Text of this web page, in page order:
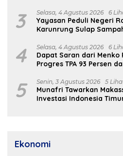
3 Selasa, 4 Agustus 2026 6
Yayasan Peduli Negeri
Karunrung Sulap
4 Selasa, 4 Agustus 2026 6
Dapat Saran dari Menko
Progres TPA 93 Persen
5 Senin, 3 Agustus 2026 5
Munafri Tawarkan
Investasi Indonesia
Ekonomi